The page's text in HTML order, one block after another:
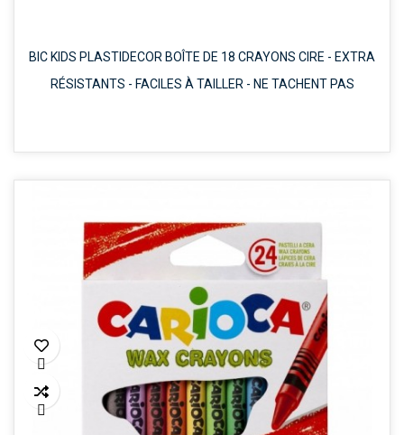
BIC KIDS PLASTIDECOR BOÎTE DE 18 CRAYONS CIRE - EXTRA
RÉSISTANTS - FACILES À TAILLER - NE TACHENT PAS

